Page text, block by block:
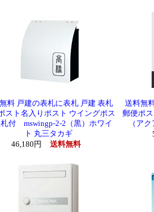
料 戸建の表札に表札 戸建 表札
スト名入りポスト ウイングポス
札付 mswingp-2-2（黒）ホワイ
ト 丸三タカギ
46,180円
送料無料
送料無
郵便ポ
（ア